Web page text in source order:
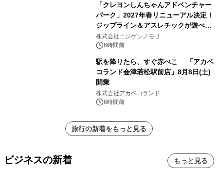
「クレヨンしんちゃんアドベンチャー
パーク」2027年春リニューアル決定！
ジップライン＆アスレチックが遊べる
のは今年が最後！ 「ラスト！ドキがム
ネムネ～大作戦！」始動
株式会社ニジゲンノモリ
6時間前
駅を降りたら、すぐ赤べこ 「アカベ
コランド会津若松駅前店」8月8日(土)
開業
株式会社アカベコランド
6時間前
旅行の新着をもっと見る
ビジネスの新着 もっと見る